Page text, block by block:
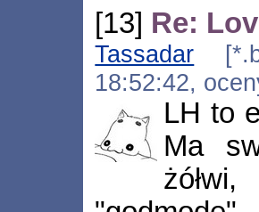
[13] Re:
Tassadar
18:52:42,
LH to
Ma